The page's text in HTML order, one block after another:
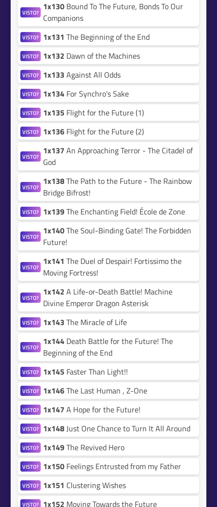
VISTO? 1x130 Bound To The Future, Bonds To Our
Companions
VISTO? 1x131 The Beginning of the End
VISTO? 1x132 Dawn of the Machines
VISTO? 1x133 Against All Odds
VISTO? 1x134 For Synchro's Sake
VISTO? 1x135 Flight for the Future (1)
VISTO? 1x136 Flight for the Future (2)
VISTO? 1x137 An Approaching Terror - The Citadel of
God
VISTO? 1x138The Path to the Future - The Rainbow
Bridge Bifrost!
VISTO? 1x139The Enchanting Field! École de Zone
VISTO? 1x140The Soul-Binding Gate! The Forbidden
Future!
VISTO? 1x141 The Duel of Despair! Fortissimo the
Moving Fortress!
VISTO? 1x142 A Life-or-Death Battle! Machine
Divine Emperor Dragon Asterisk
VISTO? 1x143 The Miracle of Life
VISTO? 1x144 Death Battle for the Future! The
Beginning of the End
VISTO? 1x145 Faster Than Light!!
VISTO? 1x146The Last Human , Z-One
VISTO? 1x147 A Hope for the Future!
VISTO? 1x148Just One Chance to Turn It All Around
VISTO? 1x149The Revived Hero
VISTO? 1x150 Feelings Entrusted from my Father
VISTO? 1x151 Clustering Wishes
VISTO? 1x152 Moving Towards the Future